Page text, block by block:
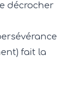
décrocher
fait la